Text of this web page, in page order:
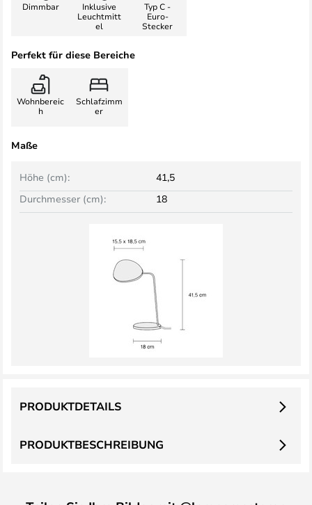
Dimmbar
Inklusive
Leuchtmitt
el
Typ C -
Euro-
Stecker
Perfekt für diese Bereiche
Wohnbereic
h
Schlafzimm
er
Maße
Höhe (cm):
41,5
Durchmesser (cm):
18
PRODUKTBESCHREIBUNG
PRODUKTDETAILS